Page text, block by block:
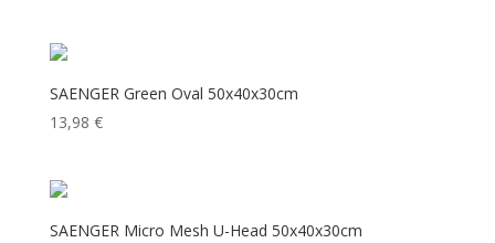
SAENGER Green Oval 50x40x30cm
13,98 €
SAENGER Micro Mesh U-Head 50x40x30cm